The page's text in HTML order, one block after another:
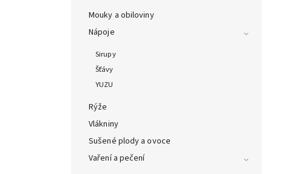
Mouky a obiloviny
Nápoje
Sirupy
Šťávy
YUZU
Rýže
Vlákniny
Sušené plody a ovoce
Vaření a pečení